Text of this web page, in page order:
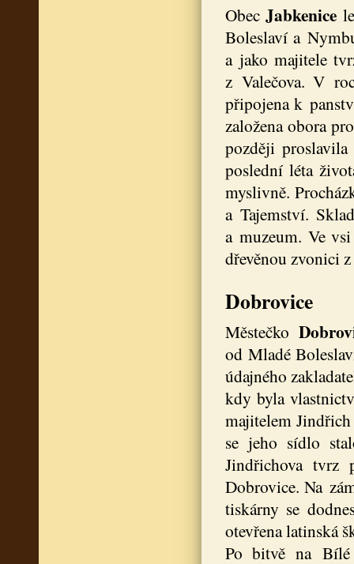
ObecJabkenice
Boleslaví a
a jako majitele
z Valečova. V
připojena k
založena obora
později
poslední léta
myslivně.
a Tajemství.
a muzeum. Ve
dřevěnou zvonici
Dobrovice
Městečko
od Mladé
údajného
kdy byla
majitelem
se jeho sídlo
Jindřichova tvrz
Dobrovice. Na
tiskárny se
otevřena latinská
Po bitvě na